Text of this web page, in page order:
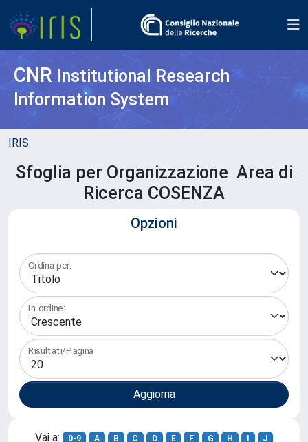
CNR Institutional Research
Information System
IRIS
Sfoglia per Organizzazione Area di
Ricerca COSENZA
Opzioni
Ordina per:
In ordine:
Risultati/Pagina
Vai a: 0-9 A B C D E F G H
J